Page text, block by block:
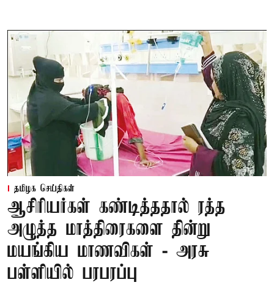
தமிழக செய்திகள்
ஆசிரியர்கள் கண்டித்ததால் ரத்த
அழுத்த மாத்திரைகளை தின்று
மயங்கிய மாணவிகள் - அரசு
பள்ளியில் பரபரப்பு